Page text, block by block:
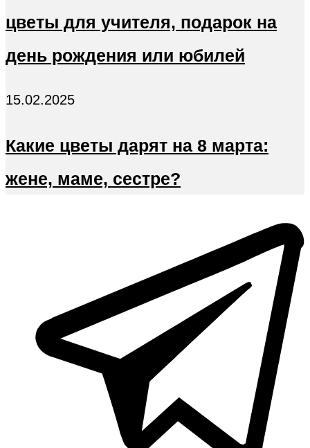
цветы для учителя, подарок на
день рождения или юбилей
15.02.2025
Какие цветы дарят на 8 марта:
жене, маме, сестре?